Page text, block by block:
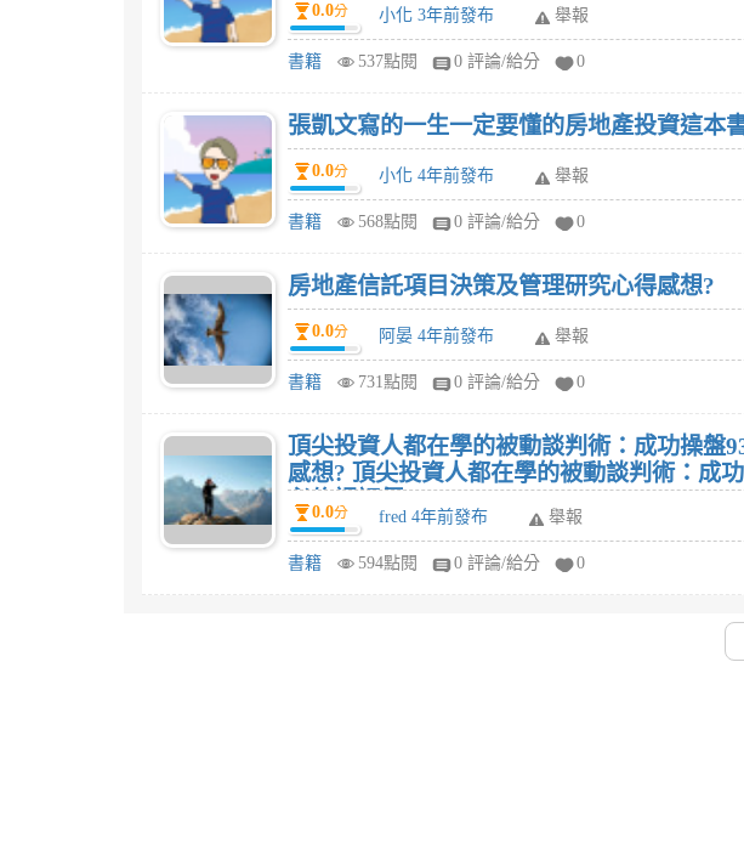
0.0分 小化 3年前發布 舉報
書籍 537點閱 0 評論/給分 0
0.0分 小化 4年前發布 舉報
書籍 568點閱 0 評論/給分 0
房地產信託項目決策及管理研究心得感想?
0.0分 阿晏 4年前發布 舉報
書籍 731點閱 0 評論/給分 0
頂尖投資人都在學的被動談判術：成功操盤
感想? 頂尖投資人都在學的被動談判術：成
必修課評價?
0.0分 fred 4年前發布 舉報
書籍 594點閱 0 評論/給分 0